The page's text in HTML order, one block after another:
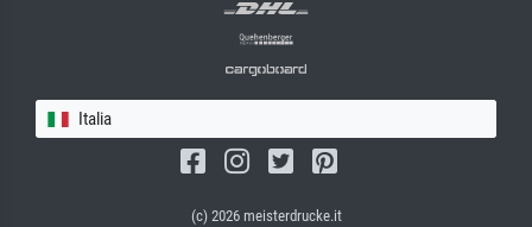
Italia
(c) 2026 meisterdrucke.it